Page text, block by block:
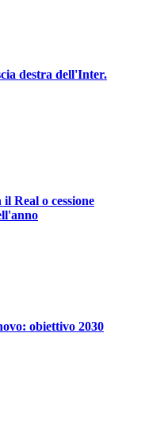
destra dell'Inter.
Real o cessione
obiettivo 2030